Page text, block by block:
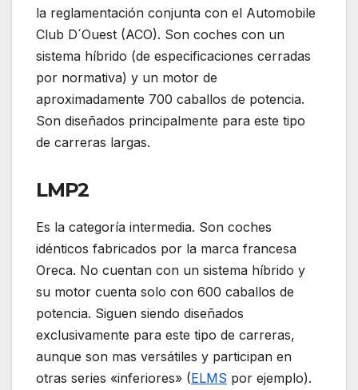
la reglamentación conjunta con el Automobile
Club D´Ouest (ACO). Son coches con un
sistema híbrido (de especificaciones cerradas
por normativa) y un motor de
aproximadamente 700 caballos de potencia.
Son diseñados principalmente para este tipo
de carreras largas.
LMP2
Es la categoría intermedia. Son coches
idénticos fabricados por la marca francesa
Oreca. No cuentan con un sistema híbrido y
su motor cuenta solo con 600 caballos de
potencia. Siguen siendo diseñados
exclusivamente para este tipo de carreras,
aunque son mas versátiles y participan en
otras series «inferiores» (ELMS por ejemplo).